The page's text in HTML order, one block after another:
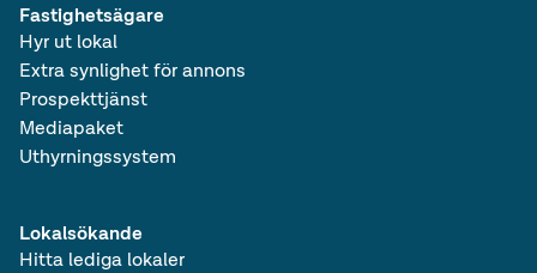
Lokalsökande
Hitta lediga lokaler
Fastighetsägare
Hyr ut lokal
Extra synlighet för annons
Prospekttjänst
Mediapaket
Uthyrningssystem